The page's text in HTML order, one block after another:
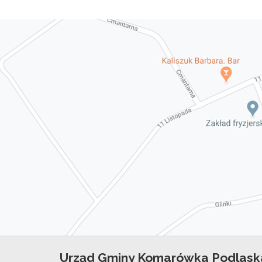
Urząd Gminy Komarówka